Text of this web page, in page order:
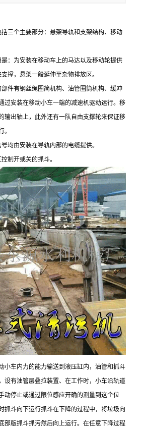
三个主要部分：悬架导轨和支架结构、移动
：为安装在移动车上的马达以及移动轮提供
撑，悬架一般延伸至杂物排放区。
件有钢丝绳圈简机构、油管圈筒机构、缓冲
过安装在移动小车一端的减速机驱动运行。移
输出轴上，此外还有一队自由支撑轮来保证移
。
均由安装在导轨内部的电缆提供。
制开或关的抓斗。
小车内力的能力输送到液压缸内，油管和抓斗
设有油管层叠拉装置、在工作时，小车沿轨道
动停止或通过限位感应开确的测量到这个位
抓斗向下运行抓斗在下降的过程中，将垃圾向
部版抓斗抓污然后向上运行。在任意下降过程